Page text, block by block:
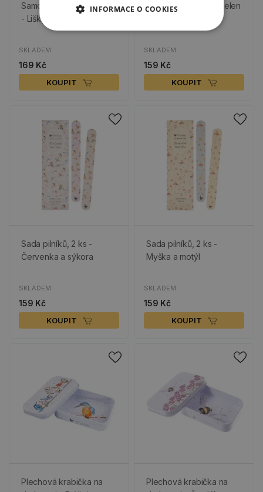
Samolepicí bloček, 250 l.
- Lišky
SKLADEM
169 Kč
KOUPIT
Sada pilníků, 2 ks - Jelen
SKLADEM
159 Kč
KOUPIT
Sada pilníků, 2 ks -
Červenka a sýkora
SKLADEM
159 Kč
KOUPIT
Sada pilníků, 2 ks -
Myška a motýl
SKLADEM
159 Kč
KOUPIT
Plechová krabička na
Plechová krabička na
INFORMACE O COOKIES